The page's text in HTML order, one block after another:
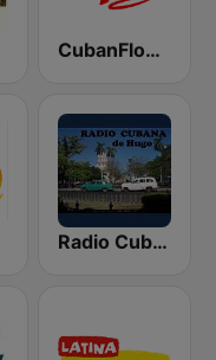
CubanFlow Radio
Radio Cubana